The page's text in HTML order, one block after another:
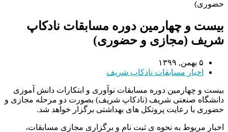
بیست و چهارمین دوره مسابقات نادکاپ
شریف (مجازی و حضوری)
۵ بهمن, ۱۳۹۹
اخبار مسابقات نادکاپ شریف
بیست و چهارمین دوره مسابقات نوآوری و ابتکارات دانش آموزی
دانشگاه صنعتی شریف (نادکاپ شریف) بصورت دو مرحله مجازی و
حضوری با رعایت پروتکل های بهداشتی برگزار خواهد شد.
اخبار مربوط به نحوه ی ثبت نام و برگزاری مجازی مسابقات،